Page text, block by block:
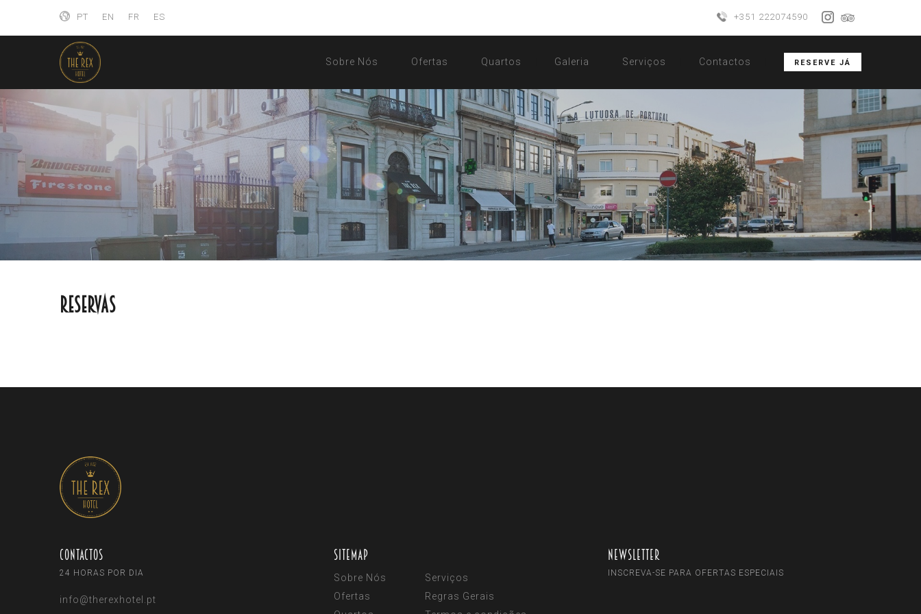
PT EN FR ES +351 222074590
Sobre Nós Ofertas Quartos Galeria Serviços Contactos RESERVE JÁ
Reservas
Contactos
24 HORAS POR DIA
info@therexhotel.pt
Sitemap
Sobre Nós
Ofertas
Serviços
Regras Gerais
Newsletter
INSCREVA-SE PARA OFERTAS ESPECIAIS